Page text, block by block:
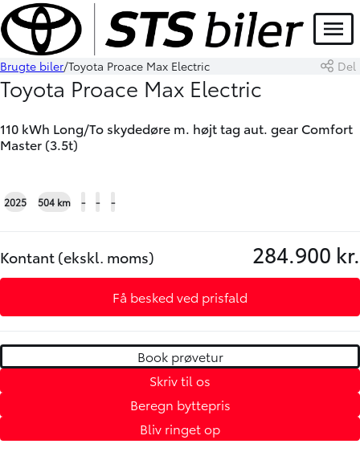
Menu
Book prøvetur
Brugte biler Toyota Proace Max Electric Del
Toyota Proace Max Electric
110 kWh Long/To skydedøre m. højt tag aut. gear Comfort
Master (3.5t)
DEMO
2025 504 km - - -
Kontant (ekskl. moms) 284.900 kr.
Få besked ved prisfald
Book prøvetur
Skriv til os
Beregn byttepris
Bliv ringet op